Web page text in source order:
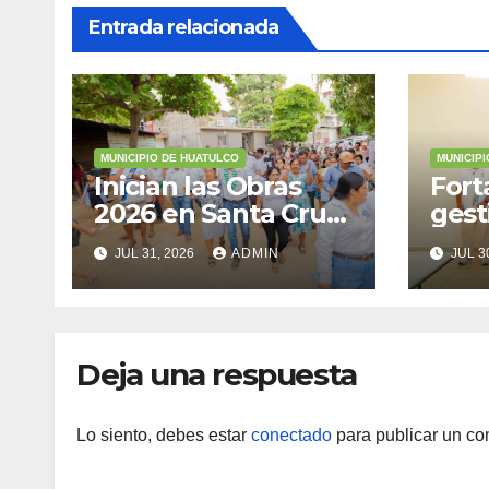
Entrada relacionada
MUNICIPIO DE HUATULCO
Inician las Obras
2026 en Santa Cruz
Huatulco
JUL 31, 2026 ADMIN JUL
Deja una respuesta
Lo siento, debes estar conectado para publicar un